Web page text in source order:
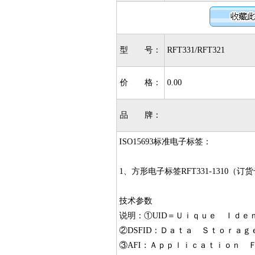
型 号： RFT331/RFT321
价 格： 0.00
品 牌：
ISO15693标准电子标签：
1、方形电子标签RFT331-1310（订货
技术参数
说明：①UID＝Ｕｉｑｕｅ Ｉｄｅ
②DSFID：Ｄａｔａ Ｓｔｏｒａｇ
③AFI：Ａｐｐｌｉｃａｔｉｏｎ